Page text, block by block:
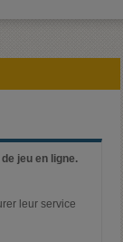
jeu en ligne.
leur service